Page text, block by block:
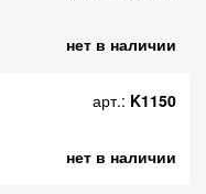
нет в наличии
арт.: K1150
нет в наличии